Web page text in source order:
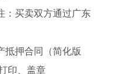
买卖双方通过广东
押合同（简化版
印、盖章